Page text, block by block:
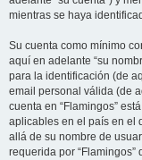
mientras se haya
Su cuenta como mínimo
aquí en adelante “su
para la identificación (de
email personal válida (de
cuenta en “Flamingos”
aplicables en el país en el
allá de su nombre de
requerida por